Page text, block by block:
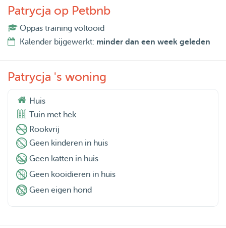
Patrycja op Petbnb
Oppas training voltooid
Kalender bijgewerkt: minder dan een week geleden
Patrycja 's woning
Huis
Tuin met hek
Rookvrij
Geen kinderen in huis
Geen katten in huis
Geen kooidieren in huis
Geen eigen hond